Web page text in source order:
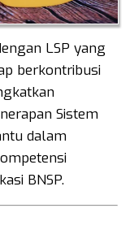
LSP yang
berkontribusi
Sistem
dalam
BNSP.